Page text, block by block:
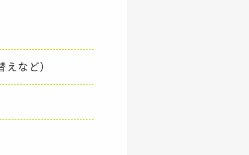
など）